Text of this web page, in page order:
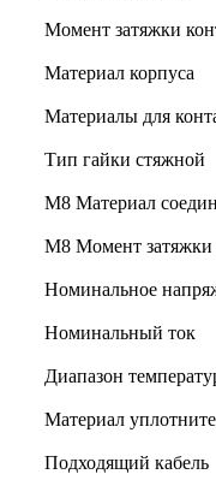
Момент затяжки
Материал корпуса
Материалы для
Тип гайки стяжной
М8 Материал
M8 Момент затяжки
Номинальное
Номинальный ток
Диапазон
Материал
Подходящий кабель